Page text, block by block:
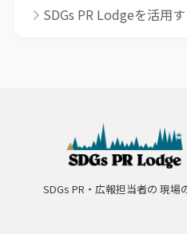
SDGs PR Lodgeを活用
SDGs PR・広報担当者の 現場